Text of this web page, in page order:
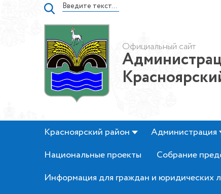
Официальный сайт
Красноярский район Администрация
Национальные проекты
Собрание
Информация для граждан и юридических